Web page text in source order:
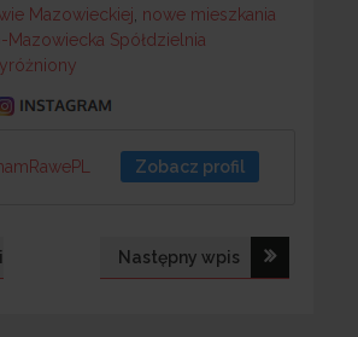
Mazowieckiej nowe mieszkania
Mazowiecka Spółdzielnia
Zobacz profil
Następny wpis